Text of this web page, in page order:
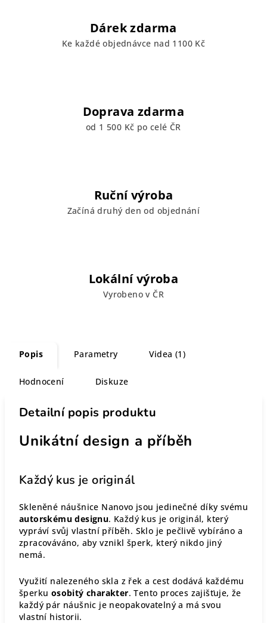
Dárek zdarma
Ke každé objednávce nad 1100 Kč
Doprava zdarma
od 1 500 Kč po celé ČR
Ruční výroba
Začíná druhý den od objednání
Lokální výroba
Vyrobeno v ČR
Popis Parametry Videa (1)
Hodnocení Diskuze
Detailní popis produktu
Unikátní design a příběh
Každý kus je originál
Skleněné náušnice Nanovo jsou jedinečné díky svému
autorskému designu. Každý kus je originál, který
vypráví svůj vlastní příběh. Sklo je pečlivě vybíráno a
zpracováváno, aby vznikl šperk, který nikdo jiný
nemá.
Využití nalezeného skla z řek a cest dodává každému
šperku osobitý charakter. Tento proces zajišťuje, že
každý pár náušnic je neopakovatelný a má svou
vlastní historii.